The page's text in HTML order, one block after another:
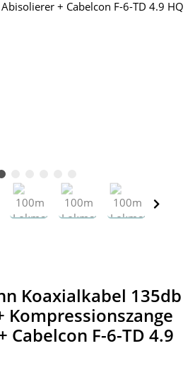
Koaxialkabel 135db
Kompressionszange
Cabelcon F-6-TD 4.9